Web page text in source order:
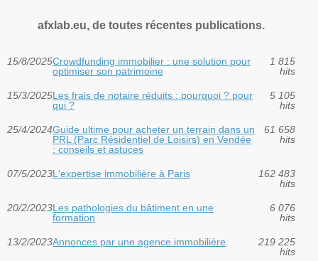
afxlab.eu, de toutes récentes publications.
15/8/2025Crowdfunding immobilier : une solution pour
optimiser son patrimoine
1 815
hits
15/3/2025Les frais de notaire réduits : pourquoi ? pour
qui ?
5 105
hits
25/4/2024Guide ultime pour acheter un terrain dans un
PRL (Parc Résidentiel de Loisirs) en Vendée
: conseils et astuces
61 658
hits
07/5/2023L'expertise immobilière à Paris
162 483
hits
20/2/2023Les pathologies du bâtiment en une
formation
6 076
hits
13/2/2023Annonces par une agence immobilière
219 225
hits